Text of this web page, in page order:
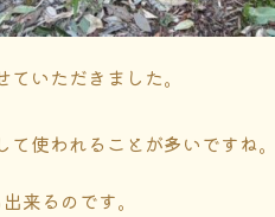
いただきました。
使われることが多いですね。
来るのです。